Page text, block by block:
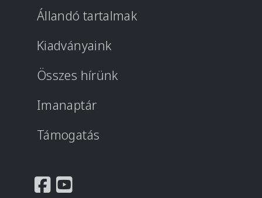
Állandó tartalmak
Kiadványaink
Összes hírünk
Imanaptár
Támogatás